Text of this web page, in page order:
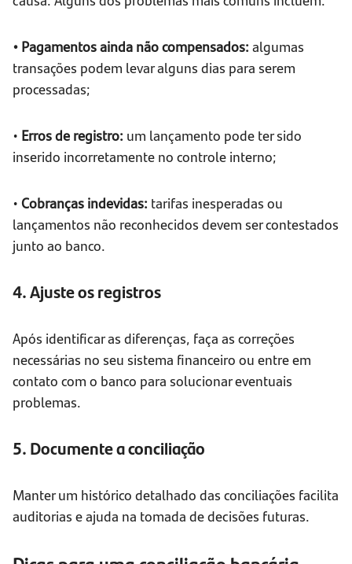
• Pagamentos ainda não compensados: algumas
transações podem levar alguns dias para serem
processadas;
• Erros de registro: um lançamento pode ter sido
inserido incorretamente no controle interno;
• Cobranças indevidas: tarifas inesperadas ou
lançamentos não reconhecidos devem ser contestados
junto ao banco.
4. Ajuste os registros
Após identificar as diferenças, faça as correções
necessárias no seu sistema financeiro ou entre em
contato com o banco para solucionar eventuais
problemas.
5. Documente a conciliação
Manter um histórico detalhado das conciliações facilita
auditorias e ajuda na tomada de decisões futuras.